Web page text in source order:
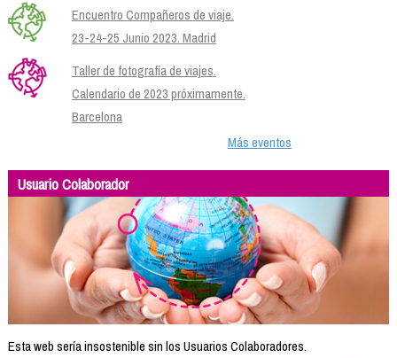
Encuentro Compañeros de viaje.
23-24-25 Junio 2023. Madrid
Taller de fotografía de viajes.
Calendario de 2023 próximamente.
Barcelona
Más eventos
Usuario Colaborador
Esta web sería insostenible sin los Usuarios Colaboradores.